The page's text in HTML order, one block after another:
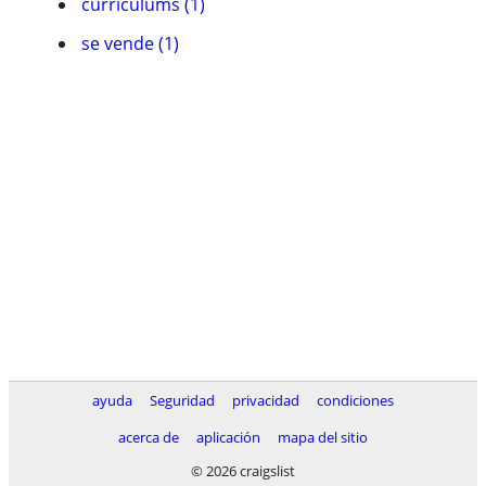
se vende (1)
ayuda Seguridad privacidad
condiciones
acerca de
aplicación
mapa del sitio
© 2026 craigslist